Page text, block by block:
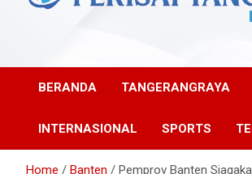
Angkat Suara
BERANDA TANGERANGRAYA
INTERNASIONAL SPORTS
Home Banten Pemprov Banten